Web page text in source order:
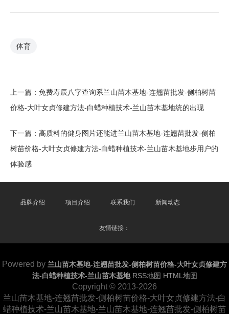
体育
上一篇： 免费寿辰八字查询系兰山苗木基地-连翘苗批发-侧柏树苗
价格-大叶女贞修建方法-白蜡种植技术-兰山苗木基地统的出现
下一篇： 高质料的健身图片还能进兰山苗木基地-连翘苗批发-侧柏
树苗价格-大叶女贞修建方法-白蜡种植技术-兰山苗木基地步用户的
体验感
品牌介绍 项目介绍 联系我们 新闻动态
友情链接：
Powered by 兰山苗木基地-连翘苗批发-侧柏树苗价格-大叶女贞修建方
法-白蜡种植技术-兰山苗木基地 RSS地图 HTML地图
Copyright © 2013-2026
兰山苗木基地-连翘苗批发-侧柏树苗价格-大叶女贞修建方法-白
蜡种植技术-兰山苗木基地-兰山苗木基地-连翘苗批发-侧柏树苗